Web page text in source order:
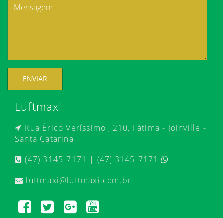
ENVIAR
Luftmaxi
Rua Érico Veríssimo , 210, Fátima - Joinville -
Santa Catarina
(47) 3145-7171 | (47) 3145-7171
luftmaxi@luftmaxi.com.br